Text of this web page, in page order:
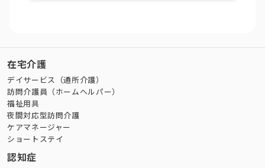
在宅介護
デイサービス（通所介護）
訪問介護員（ホームヘルパー）
福祉用具
夜間対応型訪問介護
ケアマネージャー
ショートステイ
認知症